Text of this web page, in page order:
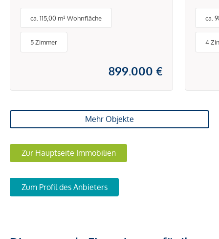
ca. 115,00 m² Wohnfläche
5 Zimmer
899.000 €
ca.
4
Mehr Objekte
Zur Hauptseite Immobilien
Zum Profil des Anbieters